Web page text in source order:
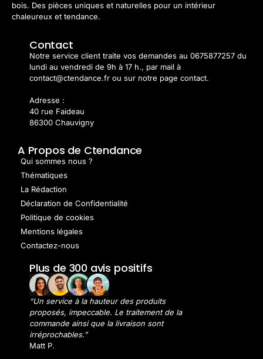
bois. Des pièces uniques et naturelles pour un intérieur
chaleureux et tendance.
Contact
Notre service client traite vos demandes au 0675877257 du
lundi au vendredi de 9h à 17 h., par mail à
contact@ctendance.fr ou sur notre page contact.
Adresse :
40 rue Faideau
86300 Chauvigny
A Propos de Ctendance
Qui sommes nous ?
Thématiques
La Rédaction
Déclaration de Confidentialité
Politique de cookies
Mentions légales
Contactez-nous
Plus de 300 avis positifs
“Un service à la hauteur des produits
proposés, impeccable. Le traitement de la
commande ainsi que la livraison sont
irréprochables.”
Matt P.